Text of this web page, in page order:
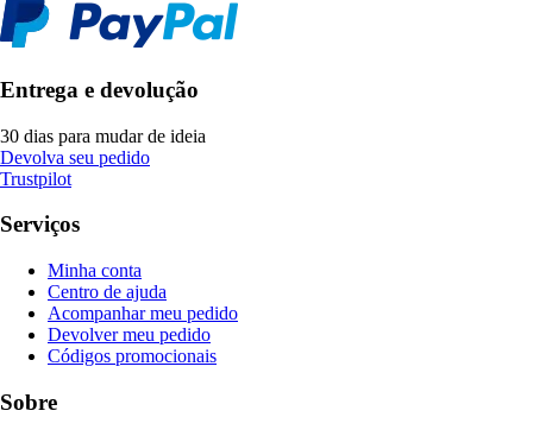
Entrega e devolução
30 dias para mudar de ideia
Devolva seu pedido
Trustpilot
Serviços
Minha conta
Centro de ajuda
Acompanhar meu pedido
Devolver meu pedido
Códigos promocionais
Sobre